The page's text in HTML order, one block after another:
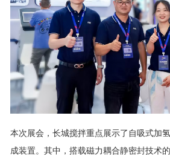
本次展会，长城搅拌重点展示了自吸式加
成装置。其中，搭载磁力耦合静密封技术